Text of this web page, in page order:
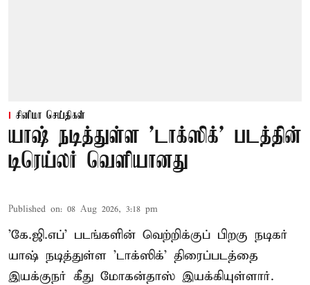
சினிமா செய்திகள்
யாஷ் நடித்துள்ள 'டாக்‌ஸிக்' படத்தின்
டிரெய்லர் வெளியானது
Published on: 08 Aug 2026, 3:18 pm
'கே.ஜி.எப்' படங்களின் வெற்றிக்குப் பிறகு நடிகர்
யாஷ் நடித்துள்ள 'டாக்ஸிக்' திரைப்படத்தை
இயக்குநர் கீது மோகன்தாஸ் இயக்கியுள்ளார்.